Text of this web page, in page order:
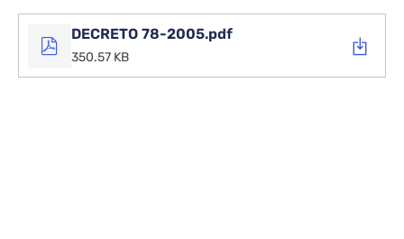
DECRETO 78-2005.pdf
350.57 KB